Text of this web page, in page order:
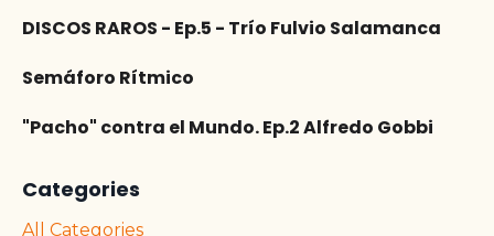
DISCOS RAROS - Ep.5 - Trío Fulvio Salamanca
Semáforo Rítmico
"Pacho" contra el Mundo. Ep.2 Alfredo Gobbi
Categories
All Categories